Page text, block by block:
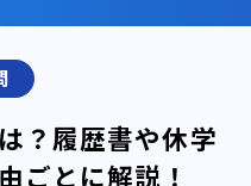
？履歴書や休学
ごとに解説！